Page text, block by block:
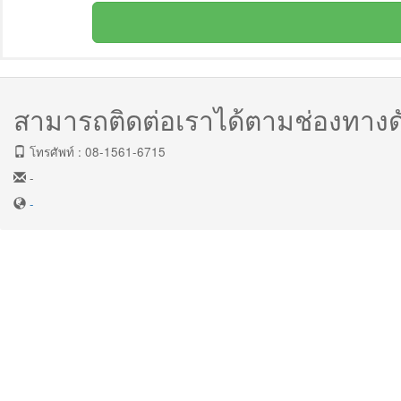
สามารถติดต่อเราได้ตามช่องทาง
โทรศัพท์ : 08-1561-6715
-
-